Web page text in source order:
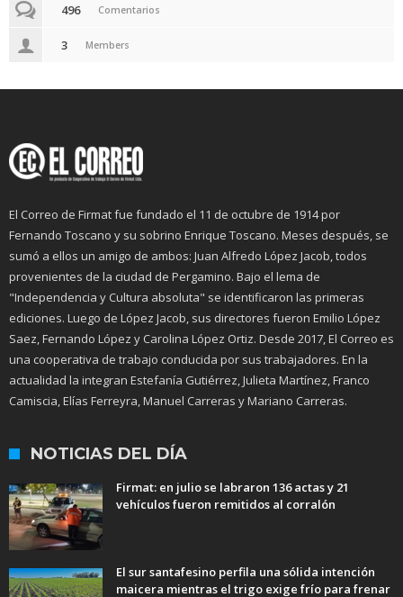
496 Comentarios
3 Members
El Correo de Firmat fue fundado el 11 de octubre de 1914 por
Fernando Toscano y su sobrino Enrique Toscano. Meses después, se
sumó a ellos un amigo de ambos: Juan Alfredo López Jacob, todos
provenientes de la ciudad de Pergamino. Bajo el lema de
"Independencia y Cultura absoluta" se identificaron las primeras
ediciones. Luego de López Jacob, sus directores fueron Emilio López
Saez, Fernando López y Carolina López Ortiz. Desde 2017, El Correo es
una cooperativa de trabajo conducida por sus trabajadores. En la
actualidad la integran Estefanía Gutiérrez, Julieta Martínez, Franco
Camiscia, Elías Ferreyra, Manuel Carreras y Mariano Carreras.
NOTICIAS DEL DÍA
Firmat: en julio se labraron 136 actas y 21
vehículos fueron remitidos al corralón
El sur santafesino perfila una sólida intención
maicera mientras el trigo exige frío para frenar